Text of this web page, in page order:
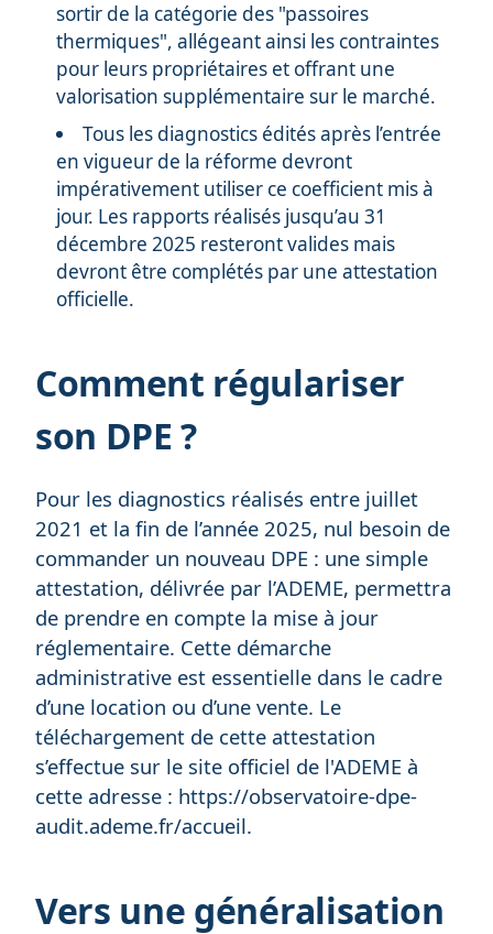
sortir de la catégorie des "passoires
thermiques", allégeant ainsi les contraintes
pour leurs propriétaires et offrant une
valorisation supplémentaire sur le marché.
Tous les diagnostics édités après l’entrée
en vigueur de la réforme devront
impérativement utiliser ce coefficient mis à
jour. Les rapports réalisés jusqu’au 31
décembre 2025 resteront valides mais
devront être complétés par une attestation
officielle.
Comment régulariser
son DPE ?
Pour les diagnostics réalisés entre juillet
2021 et la fin de l’année 2025, nul besoin de
commander un nouveau DPE : une simple
attestation, délivrée par l’ADEME, permettra
de prendre en compte la mise à jour
réglementaire. Cette démarche
administrative est essentielle dans le cadre
d’une location ou d’une vente. Le
téléchargement de cette attestation
s’effectue sur le site officiel de l'ADEME à
cette adresse : https://observatoire-dpe-
audit.ademe.fr/accueil.
Vers une généralisation